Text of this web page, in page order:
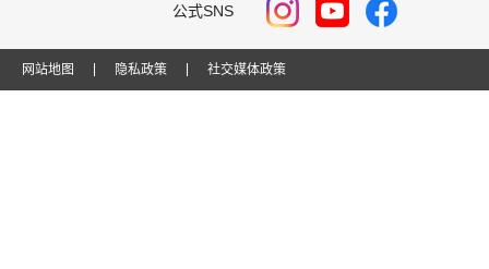
公式SNS
网站地图 隐私政策 社交媒体政策